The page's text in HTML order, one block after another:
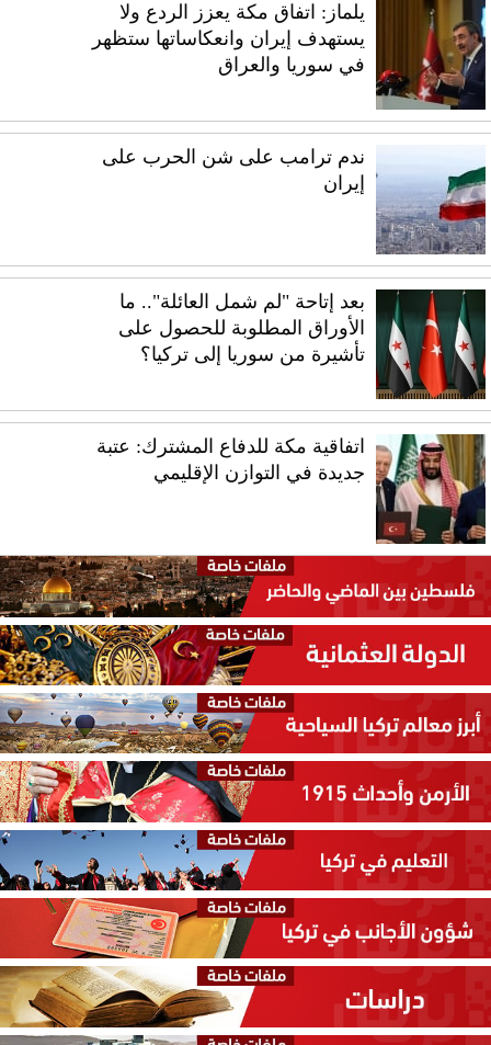
يلماز: اتفاق مكة يعزز الردع ولا
يستهدف إيران وانعكاساتها ستظهر
في سوريا والعراق
ندم ترامب على شن الحرب على
إيران
بعد إتاحة "لم شمل العائلة".. ما
الأوراق المطلوبة للحصول على
تأشيرة من سوريا إلى تركيا؟
اتفاقية مكة للدفاع المشترك: عتبة
جديدة في التوازن الإقليمي